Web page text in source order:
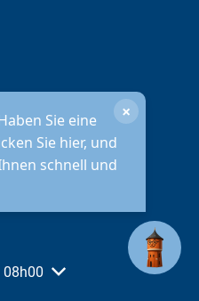
Sie eine
Sie hier, und
schnell und
×
d'ouverture ou de
d'ouverture ou de